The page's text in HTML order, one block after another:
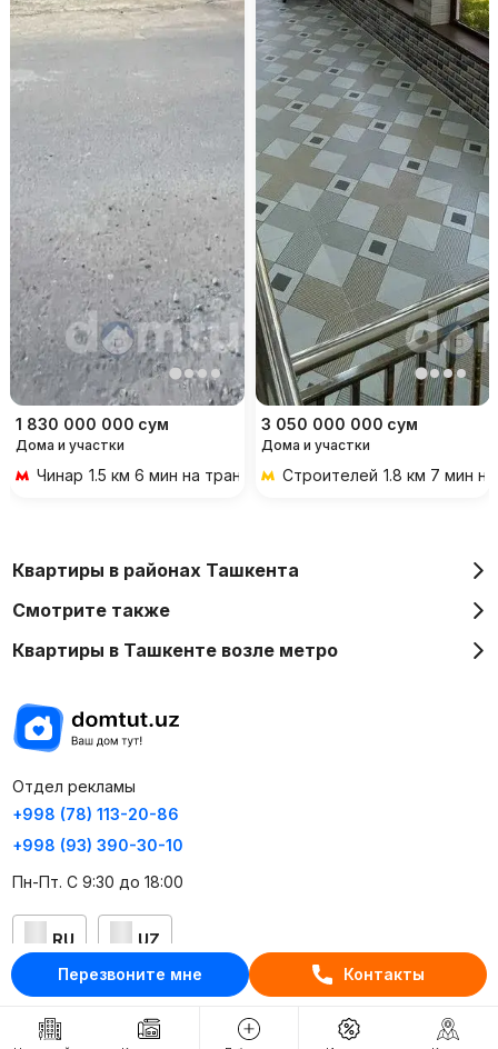
Перезвоните мне Контакты
1 830 000 000 сум
Дома и участки
Чинар 1.5 км 6 мин на транспорте
3 050 000 000 сум
Дома и участки
Строителей 1.8 км 7 мин
Квартиры в районах Ташкента
Смотрите также
Квартиры в Ташкенте возле метро
Отдел рекламы
+998 (78) 113-20-86
+998 (93) 390-30-10
Пн-Пт. С 9:30 до 18:00
RU UZ
Контакты
О проекте